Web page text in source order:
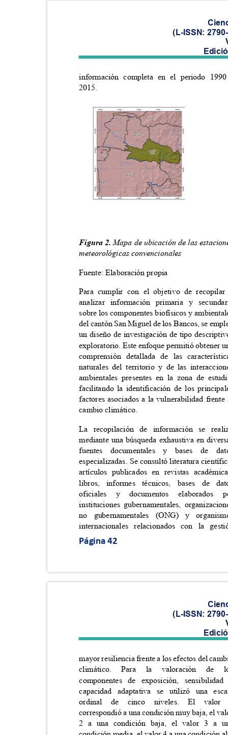
(L-ISSN:
información completa en el periodo
2015.
Figura 2.Mapa de ubicación de las
meteorológicas convencionales
Fuente: Elaboración propia
Para cumplir con el objetivo de
analizar información primaria y
sobre los componentes biofísicos y
del cantón San Miguel de los Bancos, se
un diseño de investigación de tipo
exploratorio. Este enfoque permitió obtener
comprensión detallada de las
naturales del territorio y de las
ambientales presentes en la zona de
facilitando la identificación de los
factores asociados a la vulnerabilidad
cambio climático.
La recopilación de información se
mediante una búsqueda exhaustiva en
fuentes documentales y bases de
especializadas. Se consultó literatura
artículos publicados en revistas
libros, informes técnicos, bases de
oficiales y documentos elaborados
instituciones gubernamentales,
no gubernamentales (ONG) y
internacionales relacionados con la
Página 42
(L-ISSN:
mayor resiliencia frente a los efectos del
climático. Para la valoración
componentes de exposición,
capacidad adaptativa se utilizó una
ordinal de cinco niveles. El valor
correspondió a una condición muy baja, el
2 a una condición baja, el valor 3 a